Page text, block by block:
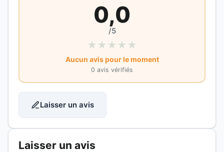
0,0
/5
★ ★ ★ ★ ★
Aucun avis pour le moment
0 avis vérifiés
Laisser un avis
Laisser un avis